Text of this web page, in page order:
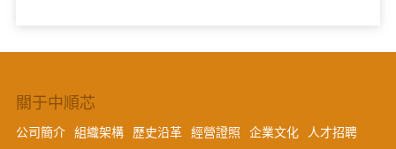
關于中順芯
公司簡介 組織架構 歷史沿革 經營證照 企業文化
人才招聘